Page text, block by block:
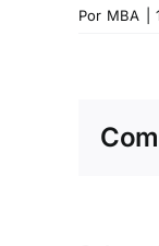
Por MBA